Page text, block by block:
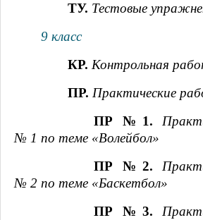
ТУ. Тестовые
9 класс
КР. Контрольная
ПР. Практические
ПР №1.
№ 1 по теме «Волейбол»
ПР №2.
№ 2 по теме «Баскетбол»
ПР №3.